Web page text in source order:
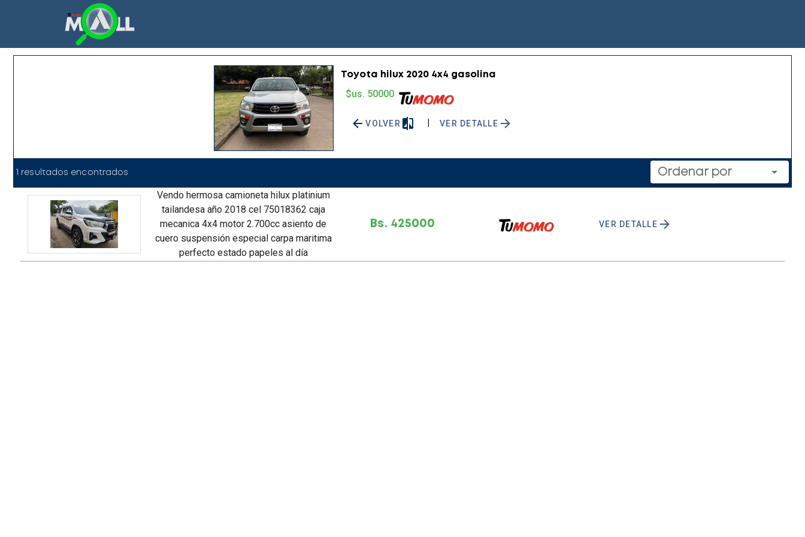
Toyota hilux 2020 4x4 gasolina
$us. 50000
VOLVER VER DETALLE
1 resultados encontrados Ordenar por
vendo hermosa camioneta hilux platinium
tailandesa año 2018 cel 75018362 caja
mecanica 4x4 motor 2.700cc asiento de
cuero suspensión especial carpa maritima
perfecto estado papeles al día
Bs. 425000 VER DETALLE